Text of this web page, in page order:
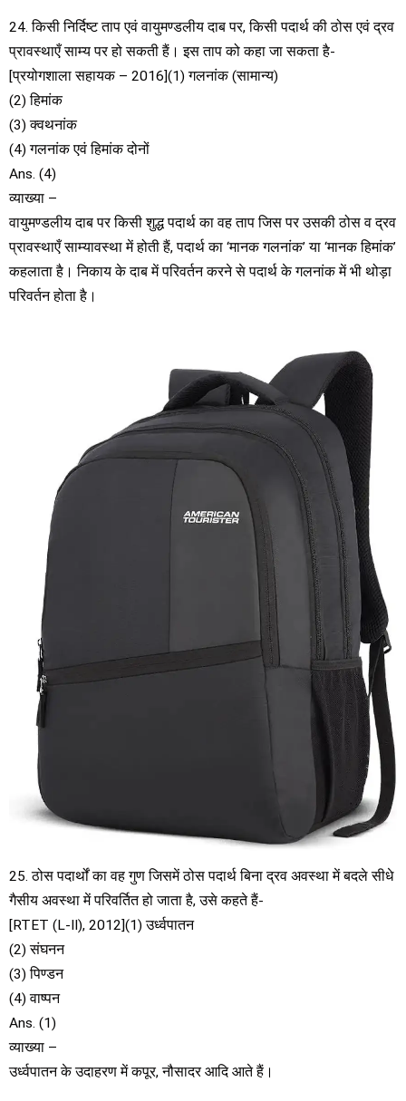
24. किसी निर्दिष्ट ताप एवं वायुमण्डलीय दाब पर, किसी पदार्थ की ठोस एवं द्रव
प्रावस्थाएँ साम्य पर हो सकती हैं। इस ताप को कहा जा सकता है-
[प्रयोगशाला सहायक – 2016](1) गलनांक (सामान्य)
(2) हिमांक
(3) क्वथनांक
(4) गलनांक एवं हिमांक दोनों
Ans. (4)
व्याख्या –
वायुमण्डलीय दाब पर किसी शुद्ध पदार्थ का वह ताप जिस पर उसकी ठोस व द्रव
प्रावस्थाएँ साम्यावस्था में होती हैं, पदार्थ का ‘मानक गलनांक’ या ‘मानक हिमांक’
कहलाता है। निकाय के दाब में परिवर्तन करने से पदार्थ के गलनांक में भी थोड़ा
परिवर्तन होता है।
25. ठोस पदार्थों का वह गुण जिसमें ठोस पदार्थ बिना द्रव अवस्था में बदले सीधे
गैसीय अवस्था में परिवर्तित हो जाता है, उसे कहते हैं-
[RTET (L-II), 2012](1) उर्ध्वपातन
(2) संघनन
(3) पिण्डन
(4) वाष्पन
Ans. (1)
व्याख्या –
उर्ध्वपातन के उदाहरण में कपूर, नौसादर आदि आते हैं।